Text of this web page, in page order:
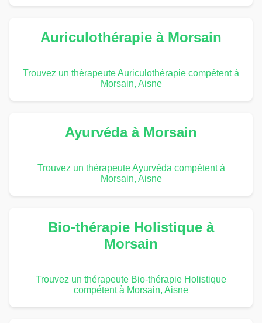
Auriculothérapie à Morsain
Trouvez un thérapeute Auriculothérapie compétent à
Morsain, Aisne
Ayurvéda à Morsain
Trouvez un thérapeute Ayurvéda compétent à
Morsain, Aisne
Bio-thérapie Holistique à
Morsain
Trouvez un thérapeute Bio-thérapie Holistique
compétent à Morsain, Aisne